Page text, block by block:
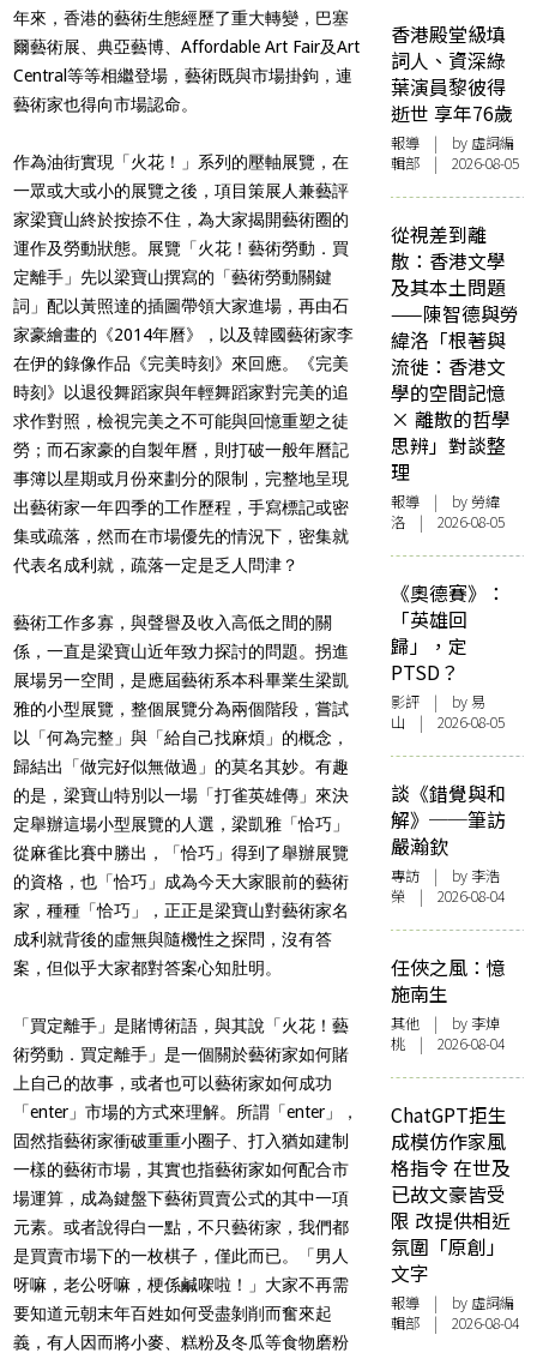
年來，香港的藝術生態經歷了重大轉變，巴塞
爾藝術展、典亞藝博、Affordable Art Fair及Art
Central等等相繼登場，藝術既與市場掛鉤，連
藝術家也得向市場認命。
作為油街實現「火花！」系列的壓軸展覽，在
一眾或大或小的展覽之後，項目策展人兼藝評
家梁寶山終於按捺不住，為大家揭開藝術圈的
運作及勞動狀態。展覽「火花！藝術勞動．買
定離手」先以梁寶山撰寫的「藝術勞動關鍵
詞」配以黃照達的插圖帶領大家進場，再由石
家豪繪畫的《2014年曆》，以及韓國藝術家李
在伊的錄像作品《完美時刻》來回應。《完美
時刻》以退役舞蹈家與年輕舞蹈家對完美的追
求作對照，檢視完美之不可能與回憶重塑之徒
勞；而石家豪的自製年曆，則打破一般年曆記
事簿以星期或月份來劃分的限制，完整地呈現
出藝術家一年四季的工作歷程，手寫標記或密
集或疏落，然而在市場優先的情況下，密集就
代表名成利就，疏落一定是乏人問津？
藝術工作多寡，與聲譽及收入高低之間的關
係，一直是梁寶山近年致力探討的問題。拐進
展場另一空間，是應屆藝術系本科畢業生梁凱
雅的小型展覽，整個展覽分為兩個階段，嘗試
以「何為完整」與「給自己找麻煩」的概念，
歸結出「做完好似無做過」的莫名其妙。有趣
的是，梁寶山特別以一場「打雀英雄傳」來決
定舉辦這場小型展覽的人選，梁凱雅「恰巧」
從麻雀比賽中勝出，「恰巧」得到了舉辦展覽
的資格，也「恰巧」成為今天大家眼前的藝術
家，種種「恰巧」，正正是梁寶山對藝術家名
成利就背後的虛無與隨機性之探問，沒有答
案，但似乎大家都對答案心知肚明。
「買定離手」是賭博術語，與其說「火花！藝
術勞動．買定離手」是一個關於藝術家如何賭
上自己的故事，或者也可以藝術家如何成功
「enter」市場的方式來理解。所謂「enter」，
固然指藝術家衝破重重小圈子、打入猶如建制
一樣的藝術市場，其實也指藝術家如何配合市
場運算，成為鍵盤下藝術買賣公式的其中一項
元素。或者說得白一點，不只藝術家，我們都
是買賣市場下的一枚棋子，僅此而已。「男人
呀嘛，老公呀嘛，梗係鹹㗎啦！」大家不再需
要知道元朝末年百姓如何受盡剝削而奮來起
義，有人因而將小麥、糕粉及冬瓜等食物磨粉
香港殿堂級填
詞人、資深綠
葉演員黎彼得
逝世 享年76歲
報導 | by 虛詞編
輯部 | 2026-08-05
從視差到離
散：香港文學
及其本土問題
——陳智德與勞
緯洛「根著與
流徙：香港文
學的空間記憶
× 離散的哲學
思辨」對談整
理
報導 | by 勞緯
洛 | 2026-08-05
《奧德賽》：
「英雄回
歸」，定
PTSD？
影評 | by 易
山 | 2026-08-05
談《錯覺與和
解》──筆訪
嚴瀚欽
專訪 | by 李浩
榮 | 2026-08-04
任俠之風：憶
施南生
其他 | by 李焯
桃 | 2026-08-04
ChatGPT拒生
成模仿作家風
格指令 在世及
已故文豪皆受
限 改提供相近
氛圍「原創」
文字
報導 | by 虛詞編
輯部 | 2026-08-04